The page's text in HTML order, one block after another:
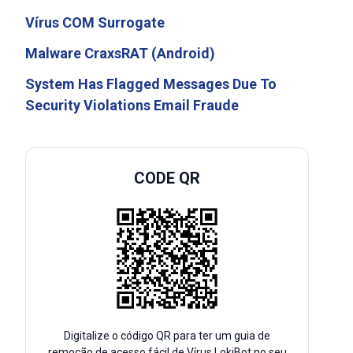
Vírus COM Surrogate
Malware CraxsRAT (Android)
System Has Flagged Messages Due To
Security Violations Email Fraude
CODE QR
Digitalize o código QR para ter um guia de